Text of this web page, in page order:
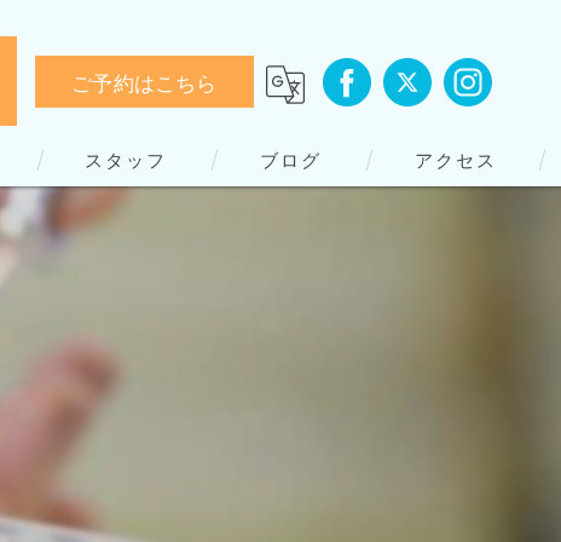
ご予約はこちら
スタッフ ブログ アクセス